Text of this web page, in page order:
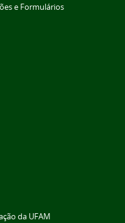
e Formulários
da UFAM